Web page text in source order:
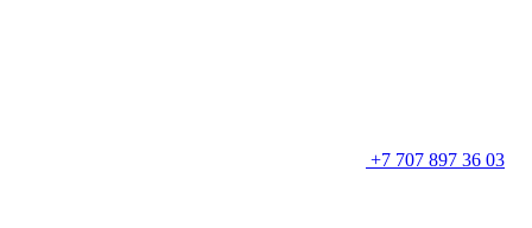
+7 707 897 36 03